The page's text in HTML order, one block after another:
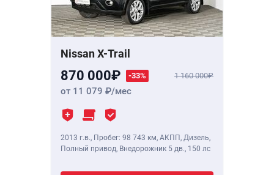
Nissan X-Trail
870 000 -33% 1 160 000
от 11 079 /мес
2013 г.в., Пробег: 98 743 км, АКПП, Дизель,
Полный привод, Внедорожник 5 дв., 150 лс